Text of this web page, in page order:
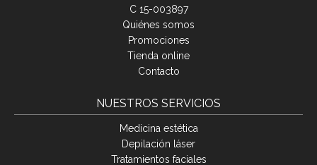
C 15-003897
Quiénes somos
Promociones
Tienda online
Contacto
NUESTROS SERVICIOS
Medicina estética
Depilación láser
Tratamientos faciales